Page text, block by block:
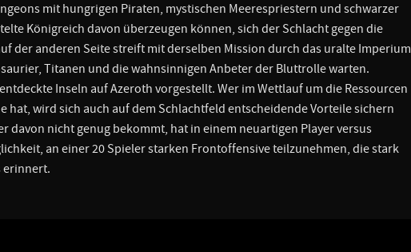
mit hungrigen Piraten, mystischen Meerespriestern und schwarzer
Königreich davon überzeugen können, sich der Schlacht gegen die
der anderen Seite streift mit derselben Mission durch das uralte Imperium
Titanen und die wahnsinnigen Anbeter der Bluttrolle warten.
Inseln auf Azeroth vorgestellt. Wer im Wettlauf um die Ressourcen
hat, wird sich auch auf dem Schlachtfeld entscheidende Vorteile sichern
davon nicht genug bekommt, hat in einem neuartigen Player versus
an einer 20 Spieler starken Frontoffensive teilzunehmen, die stark
erinnert.